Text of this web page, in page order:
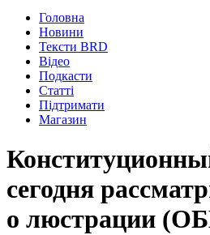
Головна
Новини
Тексти BRD
Відео
Подкасти
Статті
Підтримати
Магазин
сегодня
о люстрации